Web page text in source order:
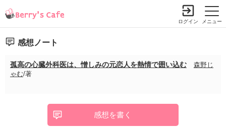
メニュー
ログイン
感想ノート
孤高の心臓外科医は、憎しみの元恋人を熱情で囲い込む
森野じ
ゃむ/著
感想を書く